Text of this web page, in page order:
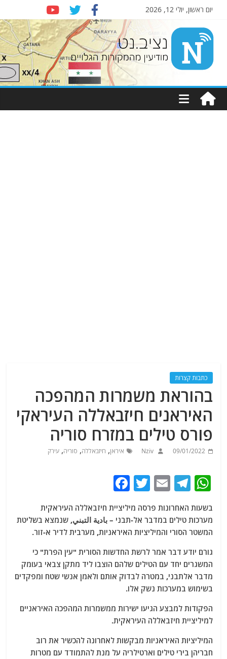
יום ראשון, יולי 12, 2026
Nziv.net
מודיעין
מהמקורות
כתבות קצרות
בהוראת משמרות המהפכה
האיראנים חיזבאללה העיראקי
פורס טילים במזרח סוריה
09/01/2022
Nziv איראן, חיזבאללה, סוריה,עירק
W
at
s
A
p
p
T
e
g
ra
m
E
ai
l
T
w
itt
er
c
e
b
o
o
בשעות האחרונות פרסה מיליציית חיזבאללה העיראקית
מערכות טילים במדבר אל-תבני – بادية التبني, שנמצא בשליטת
המשטר הסורי והמיליציות האיראניות, מערבית לדיר א-זור.
גורם יודע דבר אמר לרשת החדשות הסורית "עין הפרת" כי
המשגרים יחד עם הטילים שלהם הוצבו ליד מתקן צבאי בעומק
מדבר אלתבני, במטרה לבדוק אותם ולאמן אנשי שטח ומפקדים
בשימוש במערכות נשק אלו.
הפקודות למבצע הגיעו ישירות ממשמרות המהפכה האיראניים
למיליציית חיזבאללה העיראקית.
המיליציות האיראניות מבקשות לאחרונה להכשיר את רוב
חבריהן בירי טילים וארטילריה על מנת להתמודד עם מטרות